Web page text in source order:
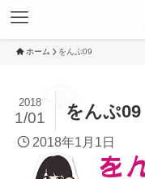
ホーム をんぷ09
をんぷ09
2018
1/01
2018年1月1日